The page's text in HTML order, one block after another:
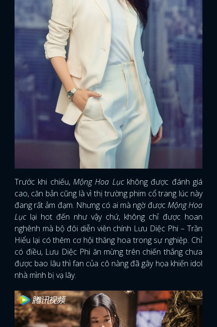
Trước khi chiếu, Mộng Hoa Lụckhông được đánh giá
cao, căn bản cũng là vì thị trường phim cổ trang lúc này
đang rất ảm đạm. Nhưng có ai mà ngờ đượcMộng Hoa
Lụclại hot đến như vậy chứ, không chỉ được hoan
nghênh mà bộ đôi diễn viên chính Lưu Diệc Phi – Trần
Hiểu lại có thêm cơ hội thăng hoa trong sự nghiệp. Chỉ
có điều, Lưu Diệc Phi ăn mừng trên chiến thắng chưa
được bao lâu thì fan của cô nàng đã gây họa khiến idol
nhà mình bị vạ lây.